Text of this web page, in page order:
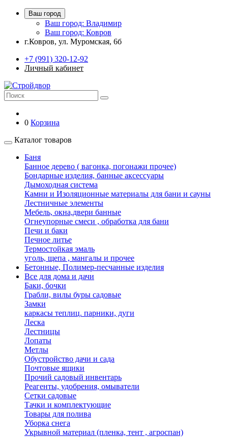
Ваш город
Ваш город: Владимир
Ваш город: Ковров
г.Ковров, ул. Муромская, 6б
+7 (991) 320-12-92
Личный кабинет
0 Корзина
Каталог товаров
Баня
Банное дерево ( вагонка, погонажи прочее)
Бондарные изделия, банные аксессуары
Дымоходная система
Камни и Изоляционные материалы для бани и сауны
Лестничные элементы
Мебель, окна,двери банные
Огнеупорные смеси , обработка для бани
Печи и баки
Печное литье
Термостойкая эмаль
уголь, щепа , мангалы и прочее
Бетонные, Полимер-песчанные изделия
Все для дома и дачи
Баки, бочки
Грабли, вилы буры садовые
Замки
каркасы теплиц. парники, дуги
Леска
Лестницы
Лопаты
Метлы
Обустройство дачи и сада
Почтовые ящики
Прочий садовый инвентарь
Реагенты, удобрения, омыватели
Сетки садовые
Тачки и комплектующие
Товары для полива
Уборка снега
Укрывной материал (пленка, тент , агроспан)